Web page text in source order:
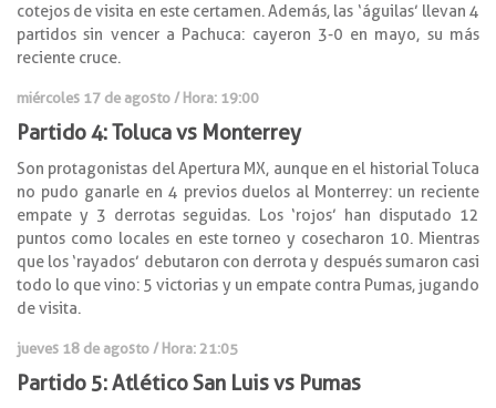
cotejos de visita en este certamen. Además, las ‘águilas’ llevan 4
partidos sin vencer a Pachuca: cayeron 3-0 en mayo, su más
reciente cruce.
miércoles 17 de agosto / Hora: 19:00
Partido 4: Toluca vs Monterrey
Son protagonistas del Apertura MX, aunque en el historial Toluca
no pudo ganarle en 4 previos duelos al Monterrey: un reciente
empate y 3 derrotas seguidas. Los ‘rojos’ han disputado 12
puntos como locales en este torneo y cosecharon 10. Mientras
que los ‘rayados’ debutaron con derrota y después sumaron casi
todo lo que vino: 5 victorias y un empate contra Pumas, jugando
de visita.
jueves 18 de agosto / Hora: 21:05
Partido 5: Atlético San Luis vs Pumas